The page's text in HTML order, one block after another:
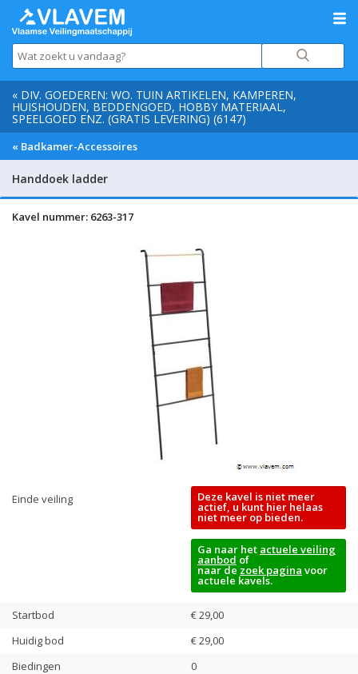
« DIV. GOEDEREN: WO. TUIN ARTIKELEN, KAMPEREN,
HUISHOUDEN, BEDDENGOED, HOBBY MATERIAAL,
SPEELGOED ENZ. (GRATIS LEVERING) (6147)
« Badkamer-Accessoires
Handdoek ladder
Kavel nummer: 6263-317
Einde veiling Deze kavel is niet meer
actief, u kunt hier helaas
niet meer op bieden.
Ga naar het actuele veiling
aanbod of
naar de zoek pagina voor
actuele kavels.
Startbod
€ 29,00
Huidig bod
€29,00
Biedingen
0